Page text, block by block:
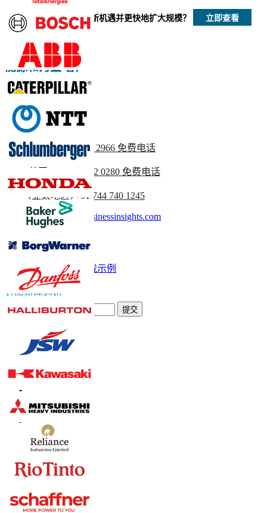
立即定制
我们如何帮助您发现新机遇并更快地扩大规模？ 立即查看
能源和力量 客户
请与我们联系
美国 +1 833 909 2966 免费电话
+44 808 502 0280 免费电话
(亚太地区) +91 744 740 1245
sales@fortunebusinessinsights.com
称呼
电子邮件
下载示例
订阅新闻通讯
提交
联系我们